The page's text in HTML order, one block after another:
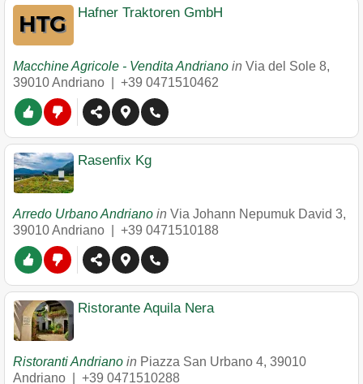
Hafner Traktoren GmbH
Macchine Agricole - Vendita Andriano in Via del Sole 8,
39010Andriano +39 0471510462
Rasenfix Kg
Arredo Urbano Andriano in Via Johann Nepumuk David 3,
39010Andriano +39 0471510188
Ristorante Aquila Nera
Ristoranti Andriano in Piazza San Urbano 4, 39010
Andriano
+39 0471510288